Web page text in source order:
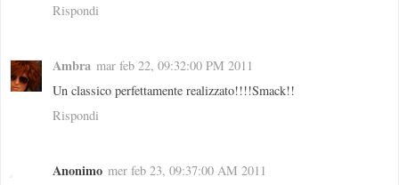
Rispondi
Ambra mar feb 22, 09:32:00 PM 2011
Un classico perfettamente realizzato!!!!Smack!!
Rispondi
Anonimo mer feb 23, 09:37:00 AM 2011